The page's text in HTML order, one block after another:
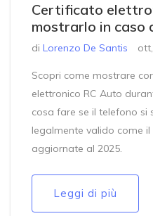
Certificato
mostrarlo in caso
di Lorenzo De Santis
Scopri come mostrare
elettronico RC Auto
cosa fare se il telefono si
legalmente valido come
aggiornate al 2025.
Leggi di più